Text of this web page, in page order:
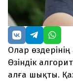
Олар
Өзіндік
алға шықты.